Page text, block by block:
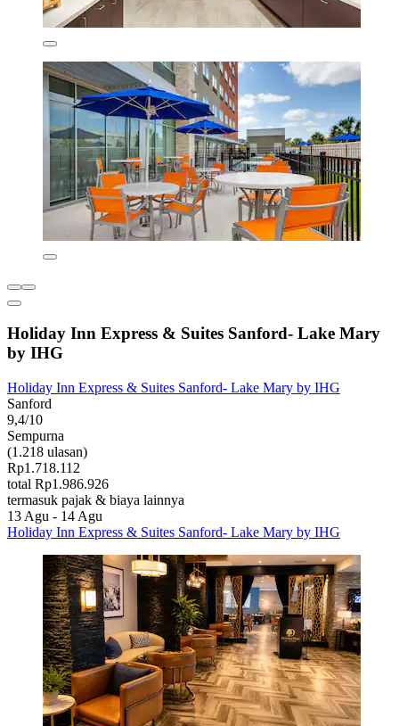
Holiday Inn Express & Suites Sanford- Lake Mary
by IHG
Holiday Inn Express & Suites Sanford- Lake Mary by IHG
Sanford
9,4/10
Sempurna
(1.218 ulasan)
Rp1.718.112
total Rp1.986.926
termasuk pajak & biaya lainnya
13 Agu - 14 Agu
Holiday Inn Express & Suites Sanford- Lake Mary by IHG